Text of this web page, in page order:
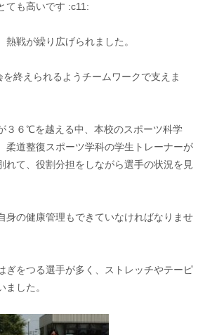
ても高いです :c11:
戦が繰り広げられました。
終えられるようチームワークで支えま
３６℃を越える中、本校のスポーツ科学
柔道整復スポーツ学科の学生トレーナーが
れて、役割分担をしながら選手の状況を見
身の健康管理もできていなければなりませ
ぎをつる選手が多く、ストレッチやテーピ
ました。